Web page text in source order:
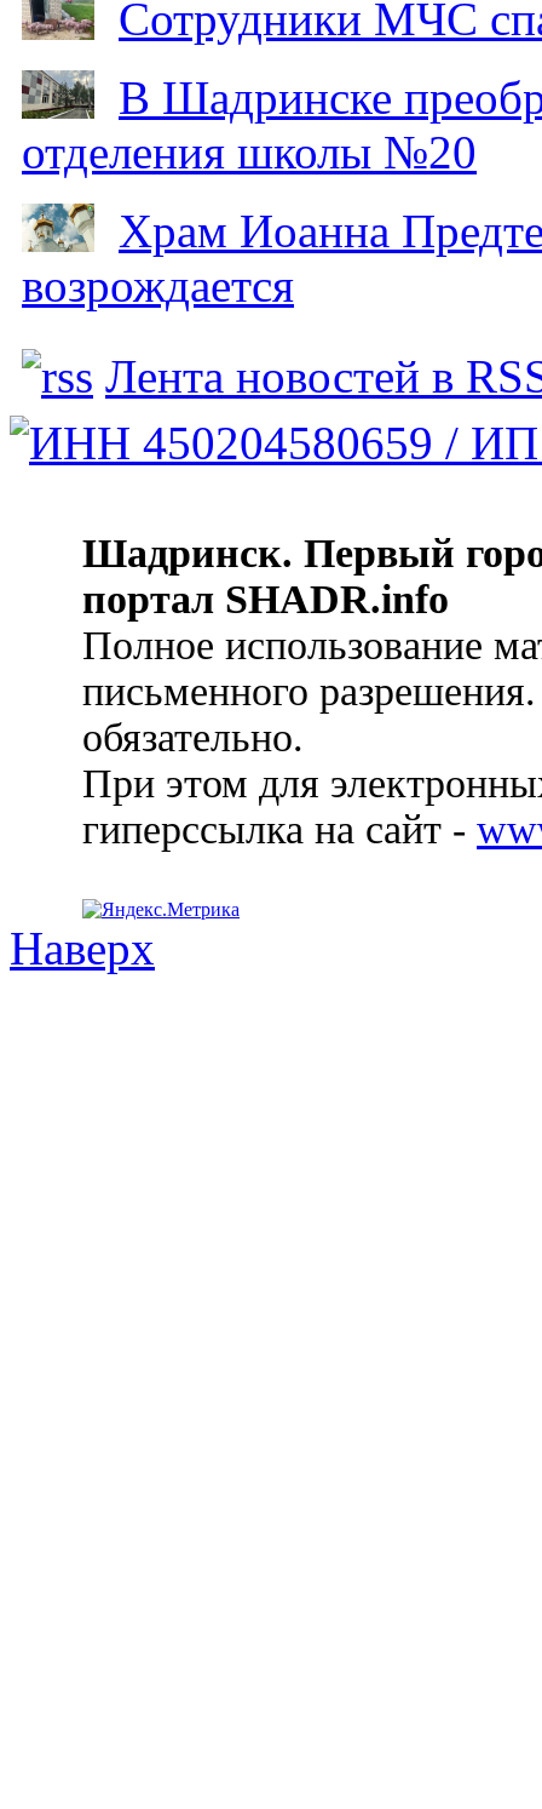
Сотрудники МЧС
В Шадринске
отделения школы №20
Храм Иоанна
возрождается
Лента новостей в
Шадринск. Первый
портал SHADR.info
Полное использование
письменного
обязательно.
При этом для
гиперссылка на сайт -
Наверх